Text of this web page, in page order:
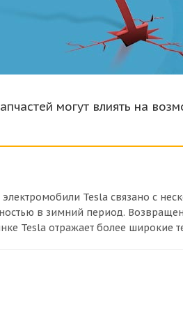
могут влиять на
Tesla связано с
в зимний период.
Tesla отражает более широкие